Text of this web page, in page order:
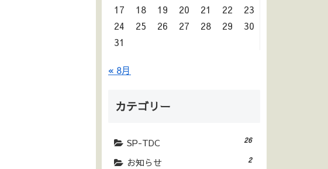
17
18 19 20 21 22
23
24
25 26 27 28 29
30
31
« 8月
カテゴリー
SP-TDC 26
お知らせ 2